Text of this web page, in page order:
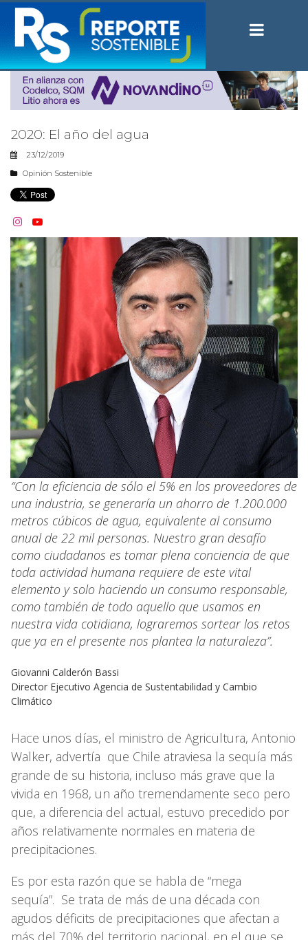
2020: El año del agua
23/12/2019
Opinión Sostenible
 
“Con la eficiencia de sólo el 5% en los proveedores de
una industria, se generaría un ahorro de 1.200.000
metros cúbicos de agua, equivalente al consumo
anual de 22 mil personas. Nuestro gran desafío
como ciudadanos es tomar plena conciencia de que
toda actividad humana requiere de este vital
elemento y solo haciendo un consumo responsable,
como también de todo aquello que usamos en
nuestra vida cotidiana, lograremos sortear los retos
que ya en el presente nos plantea la naturaleza”.
Giovanni Calderón Bassi
Director Ejecutivo Agencia de Sustentabilidad y Cambio
Climático
Hace unos días, el ministro de Agricultura, Antonio
Walker, advertía que Chile atraviesa la sequía más
grande de su historia, incluso más grave que la
vivida en 1968, un año tremendamente seco pero
que, a diferencia del actual, estuvo precedido por
años relativamente normales en materia de
precipitaciones.
Es por esta razón que se habla de “mega
sequía”. Se trata de más de una década con
agudos déficits de precipitaciones que afectan a
más del 70% del territorio nacional, en el que se